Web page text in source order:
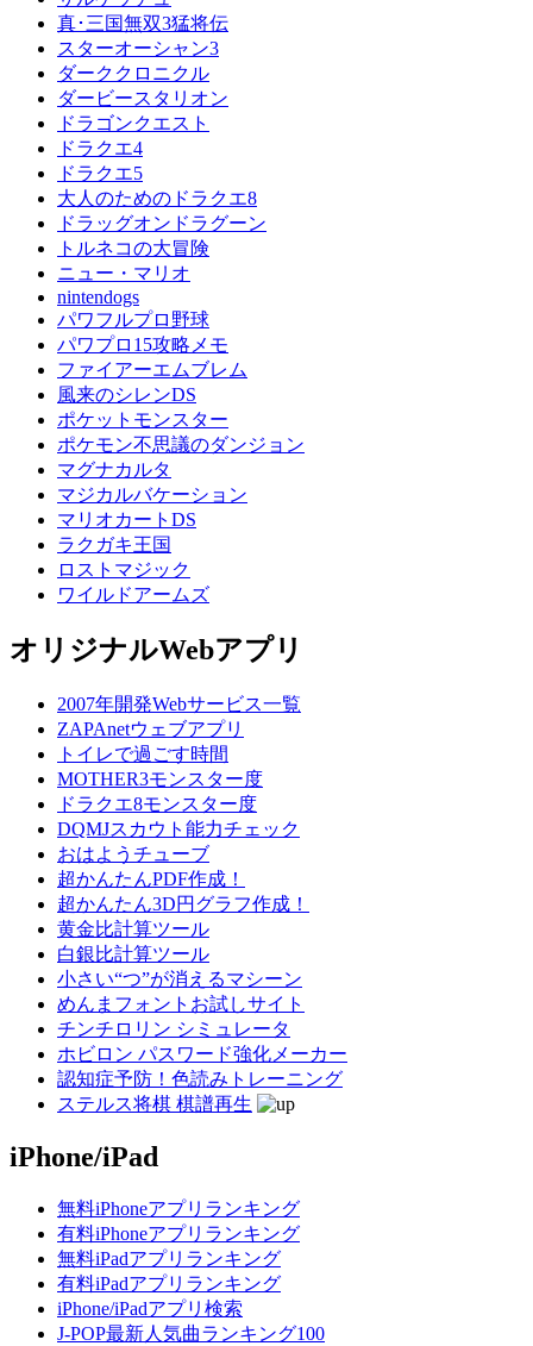
真･三国無双3猛将伝
スターオーシャン3
ダーククロニクル
ダービースタリオン
ドラゴンクエスト
ドラクエ4
ドラクエ5
大人のためのドラクエ8
ドラッグオンドラグーン
トルネコの大冒険
ニュー・マリオ
nintendogs
パワフルプロ野球
パワプロ15攻略メモ
ファイアーエムブレム
風来のシレンDS
ポケットモンスター
ポケモン不思議のダンジョン
マグナカルタ
マジカルバケーション
マリオカートDS
ラクガキ王国
ロストマジック
ワイルドアームズ
オリジナルWebアプリ
2007年開発Webサービス一覧
ZAPAnetウェブアプリ
トイレで過ごす時間
MOTHER3モンスター度
ドラクエ8モンスター度
DQMJスカウト能力チェック
おはようチューブ
超かんたんPDF作成！
超かんたん3D円グラフ作成！
黄金比計算ツール
白銀比計算ツール
小さい“つ”が消えるマシーン
めんまフォントお試しサイト
チンチロリン シミュレータ
ホビロン パスワード強化メーカー
認知症予防！色読みトレーニング
ステルス将棋 棋譜再生
iPhone/iPad
無料iPhoneアプリランキング
有料iPhoneアプリランキング
無料iPadアプリランキング
有料iPadアプリランキング
iPhone/iPadアプリ検索
J-POP最新人気曲ランキング100